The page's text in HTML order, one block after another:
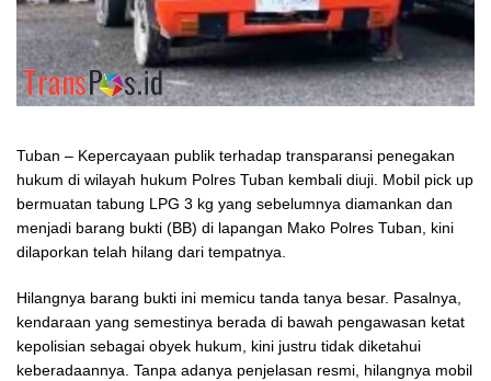
Tuban – Kepercayaan publik terhadap transparansi penegakan
hukum di wilayah hukum Polres Tuban kembali diuji. Mobil pick up
bermuatan tabung LPG 3 kg yang sebelumnya diamankan dan
menjadi barang bukti (BB) di lapangan Mako Polres Tuban, kini
dilaporkan telah hilang dari tempatnya.
Hilangnya barang bukti ini memicu tanda tanya besar. Pasalnya,
kendaraan yang semestinya berada di bawah pengawasan ketat
kepolisian sebagai obyek hukum, kini justru tidak diketahui
keberadaannya. Tanpa adanya penjelasan resmi, hilangnya mobil